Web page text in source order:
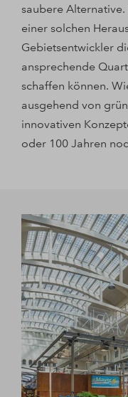
saubere
einer solchen
Gebietsentwickler
ansprechende
schaffen können.
ausgehend von
innovativen
oder 100 Jahren